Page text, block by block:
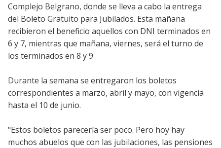
Complejo Belgrano, donde se lleva a cabo la entrega
del Boleto Gratuito para Jubilados. Esta mañana
recibieron el beneficio aquellos con DNI terminados en
6 y 7, mientras que mañana, viernes, será el turno de
los terminados en 8 y 9
Durante la semana se entregaron los boletos
correspondientes a marzo, abril y mayo, con vigencia
hasta el 10 de junio.
"Estos boletos parecería ser poco. Pero hoy hay
muchos abuelos que con las jubilaciones, las pensiones